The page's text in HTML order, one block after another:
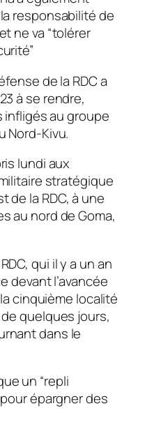
responsabilité de
ne va “tolérer
de la RDC a
à se rendre,
infligés au groupe
Nord-Kivu.
lundi aux
stratégique
de la RDC, à une
au nord de Goma,
qui il y a un an
devant l’avancée
cinquième localité
quelques jours,
dans le
un “repli
épargner des